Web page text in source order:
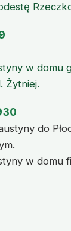
w domu
Żytniej.
do
w domu